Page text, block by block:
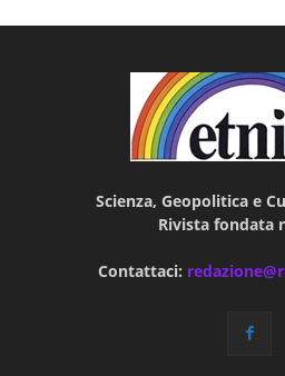
Scienza, Geopolitica e
Rivista fondata
Contattaci: